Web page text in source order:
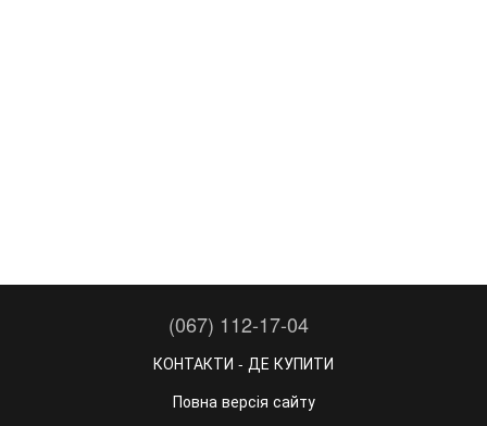
(067) 112-17-04
КОНТАКТИ - ДЕ КУПИТИ
Повна версія сайту